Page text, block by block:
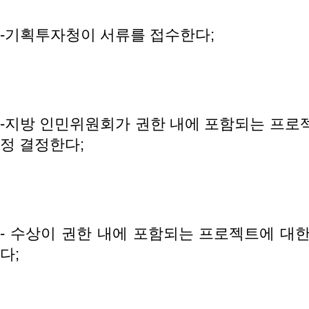
-기획투자청이 서류를 접수한다;
-지방 인민위원회가 권한 내에 포함되는 프로
정 결정한다;
- 수상이 권한 내에 포함되는 프로젝트에 대
다;